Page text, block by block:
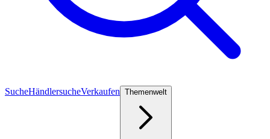
SucheHändlersucheVerkaufen Themenwelt